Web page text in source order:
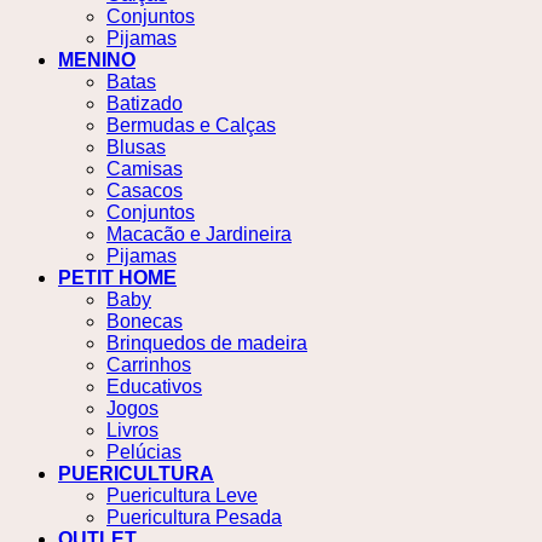
Conjuntos
Pijamas
MENINO
Batas
Batizado
Bermudas e Calças
Blusas
Camisas
Casacos
Conjuntos
Macacão e Jardineira
Pijamas
PETIT HOME
Baby
Bonecas
Brinquedos de madeira
Carrinhos
Educativos
Jogos
Livros
Pelúcias
PUERICULTURA
Puericultura Leve
Puericultura Pesada